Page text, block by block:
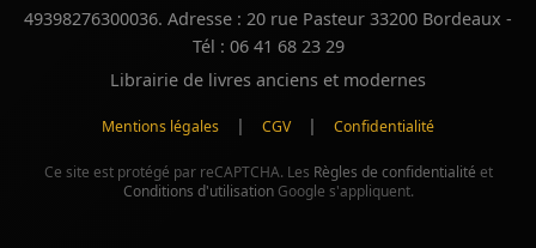
49398276300036. Adresse : 20 rue Pasteur 33200 Bordeaux -
Tél : 06 41 68 23 29
Librairie de livres anciens et modernes
Mentions légales | CGV | Confidentialité
Ce site est protégé par reCAPTCHA. Les Règles de confidentialité et
Conditions d'utilisationGoogle s'appliquent.